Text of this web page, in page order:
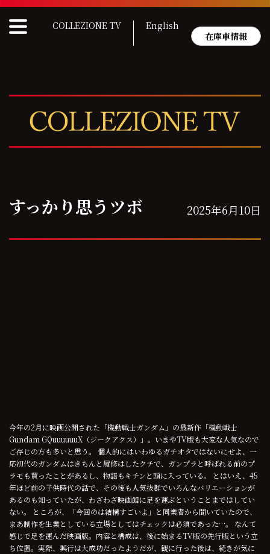
Skip
content
COLLEZIONE TV
English
在庫車情報
すっかり思うツボ 2025年6月10日
今年の2月に映画公開された「機動戦士ガンダム」の最新作「機動戦士
Gundam GQuuuuuuX（ジークアクス）」。いまやTV版も大変な人気なので
ご存じの方も多いと思う。 個人的にはいわゆるガチオタではないにせよ、一
応初代のガンダムはきちんと履修はしたクチで、ガンプラと呼ばれる前のプ
ラモも買ったことがあるし、物語もキチンと頭に入っている。 とはいえ、45
年ほど前の子供時代の話で、その後も人気抜群でいろんなバリエーションが
あるのも知っていたが、わざわざ映画館に足を運ぶということまではしてい
ない。 ところが、「今回のは結構すごいよ」と同業者から聞いていたので、
まあ制作を生業としている立場としてはチェックは必須であった…。 なんて
感じで足を運んだ映画版。内容と構成は、後に始まるTV版の先行版という立
ち位置。実際、興行は大成功だったようだが、観に行った後は、続きが気に